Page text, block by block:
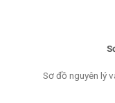
Sơ đồ nguyên lý